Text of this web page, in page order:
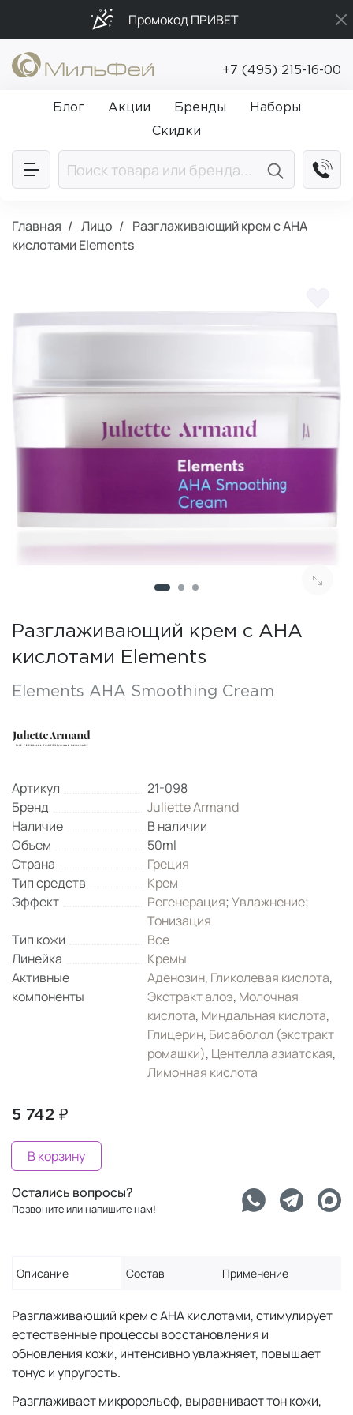
Промокод ПРИВЕТ
Подарки в каждый заказ от 5 000₽
Бесплатная доставка от 5 000₽
+7 (495) 215-16-00
Блог Акции Бренды
Наборы
Скидки
Главная Лицо
Разглаживающий крем с AHA
кислотами Elements
Разглаживающий крем с AHA
кислотами Elements
Elements AHA Smoothing Cream
Артикул
21-098
Бренд
Juliette Armand
Наличие
В наличии
Объем
50ml
Страна
Греция
Тип средств
Крем
Эффект
Регенерация;Увлажнение;
Тонизация
Тип кожи
Все
Линейка
Кремы
Активные
компоненты
Аденозин, Гликолевая кислота,
Экстракт алоэ, Молочная
кислота, Миндальная кислота,
Глицерин, Бисаболол (экстракт
ромашки), Центелла азиатская,
Лимонная кислота
5 742 ₽
В корзину
Остались вопросы?
Позвоните или напишите нам!
Описание Состав Применение
Разглаживающий крем с АНА кислотами, стимулирует
естественные процессы восстановления и
обновления кожи, интенсивно увлажняет, повышает
тонус и упругость.
Разглаживает микрорельеф, выравнивает тон кожи,